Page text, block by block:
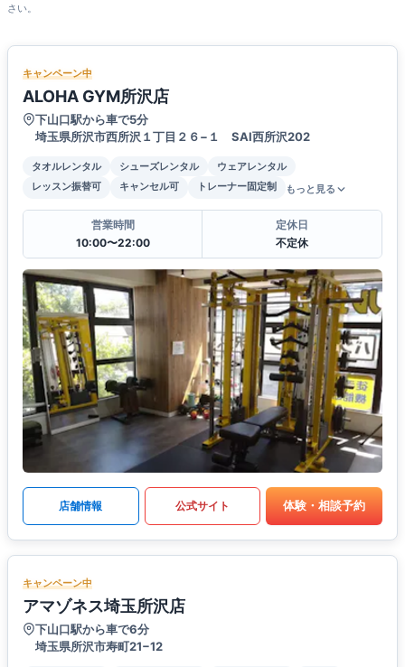
さい。
キャンペーン中
ALOHA GYM所沢店
下山口駅から車で5分
埼玉県所沢市西所沢１丁目２６−１ SAI西所沢202
タオルレンタル シューズレンタル
ウェアレンタル
レッスン振替可
キャンセル可 トレーナー固定制 もっと見る
営業時間
10:00〜22:00
定休日
不定休
店舗情報 公式サイト 体験・相談予約
キャンペーン中
アマゾネス埼玉所沢店
下山口駅から車で6分
埼玉県所沢市寿町21−12